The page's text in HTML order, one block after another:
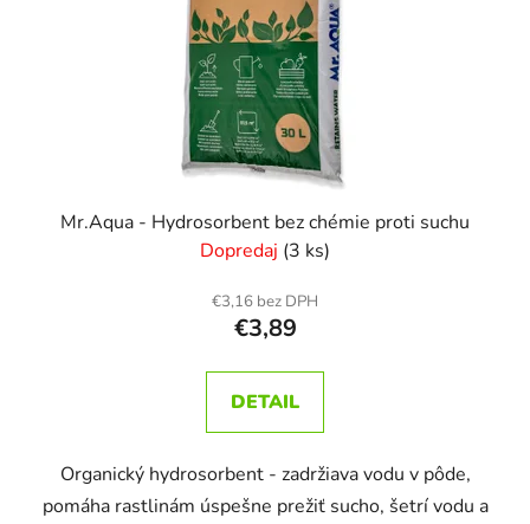
Mr.Aqua - Hydrosorbent bez chémie proti suchu
Dopredaj (3 ks)
€3,16 bez DPH
€3,89
DETAIL
Organický hydrosorbent - zadržiava vodu v pôde,
pomáha rastlinám úspešne prežiť sucho, šetrí vodu a